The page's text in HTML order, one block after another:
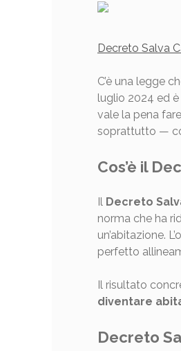
Decreto Salva
C’è una legge
luglio 2024 ed è
vale la pena
soprattutto —
Cos’è il
Il Decreto
norma che ha
un’abitazione.
perfetto
Il risultato
diventare
Decreto